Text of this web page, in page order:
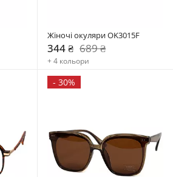
Жіночі окуляри OK3015F
344 ₴ 689 ₴
+ 4 кольори
- 30%